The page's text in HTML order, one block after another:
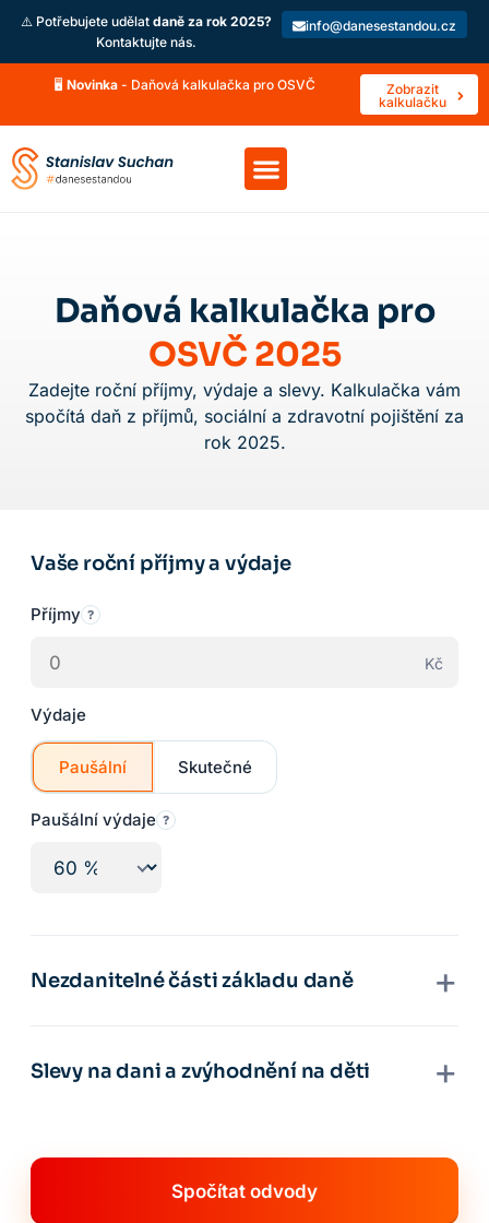
⚠️ Potřebujete udělat daně za rok 2025?
Kontaktujte nás.
info@danesestandou.cz
🖥️Novinka - Daňová kalkulačka pro OSVČ
Zobrazit
kalkulačku
Daňová kalkulačka pro
OSVČ 2025
Zadejte roční příjmy, výdaje a slevy. Kalkulačka vám
spočítá daň z příjmů, sociální a zdravotní pojištění za
rok 2025.
Vaše roční příjmy a výdaje
Příjmy ?
Kč
Výdaje
Paušální Skutečné
Paušální výdaje ?
Nezdanitelné části základu daně +
Slevy na dani a zvýhodnění na děti +
Spočítat odvody